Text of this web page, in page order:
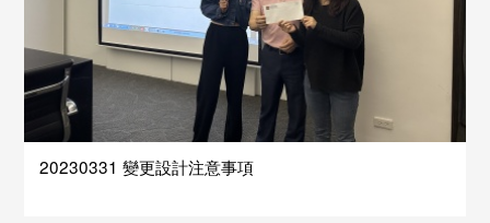
20230331 變更設計注意事項